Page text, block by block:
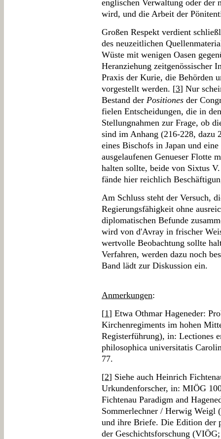
englischen Verwaltung oder der
wird, und die Arbeit der
Großen Respekt verdient
des neuzeitlichen
Wüste mit wenigen Oasen
Heranziehung zeitgenössischer
Praxis der Kurie, die Behörden
vorgestellt werden. [3] Nur
Bestand der Positiones der
fielen Entscheidungen, die in
Stellungnahmen zur Frage, ob
sind im Anhang (216-228, dazu
eines Bischofs in Japan und
ausgelaufenen Genueser Flotte
halten sollte, beide von Sixtus
fände hier reichlich
Am Schluss steht der Versuch,
Regierungsfähigkeit ohne
diplomatischen Befunde
wird von d'Avray in frischer
wertvolle Beobachtung sollte
Verfahren, werden dazu noch
Band lädt zur Diskussion ein.
Anmerkungen:
[1] Etwa Othmar Hageneder:
Kirchenregiments im hohen
Registerführung), in: Lectiones
philosophica universitatis
77.
[2] Siehe auch Heinrich
Urkundenforscher, in: MIÖG
Fichtenau Paradigm and
Sommerlechner / Herwig
und ihre Briefe. Die Edition der
der Geschichtsforschung